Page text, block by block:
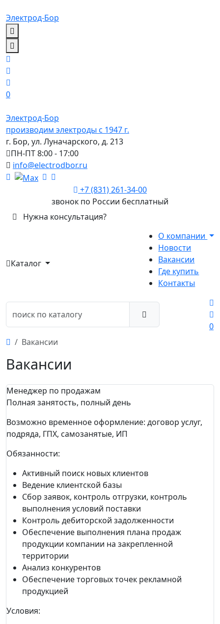
Электрод-Бор
0
Электрод-Бор
производим электроды с 1947 г.
г. Бор, ул. Луначарского, д. 213
ПН-ПТ 8:00 - 17:00
info@electrodbor.ru
+7 (831) 261-34-00
звонок по России бесплатный
Нужна консультация?
Каталог
О компании
Новости
Вакансии
Где купить
Контакты
0
Вакансии
Вакансии
Менеджер по продажам
Полная занятость, полный день
Возможно временное оформление: договор услуг,
подряда, ГПХ, самозанятые, ИП
Обязанности:
Активный поиск новых клиентов
Ведение клиентской базы
Сбор заявок, контроль отгрузки, контроль
выполнения условий поставки
Контроль дебиторской задолженности
Обеспечение выполнения плана продаж
продукции компании на закрепленной
территории
Анализ конкурентов
Обеспечение торговых точек рекламной
продукцией
Условия: